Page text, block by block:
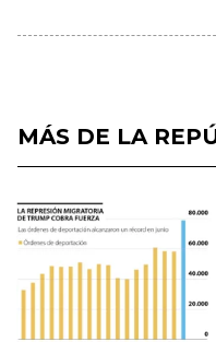
MÁS DE LA